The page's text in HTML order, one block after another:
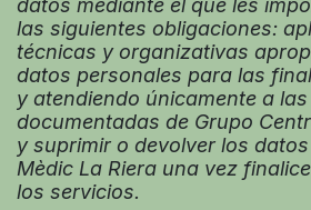
las siguientes obligaciones:
técnicas y organizativas
datos personales para las
y atendiendo únicamente a
documentadas de Grupo
y suprimir o devolver los
Mèdic La Riera una vez
los servicios.